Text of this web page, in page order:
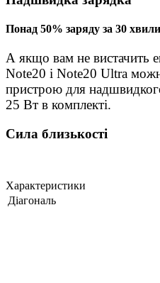
Понад 50% заряду за 30
А якщо вам не вистачить
Note20 і Note20 Ultra
пристрою для
25 Вт в комплекті.
Сила близькості
Характеристики
Діагональ